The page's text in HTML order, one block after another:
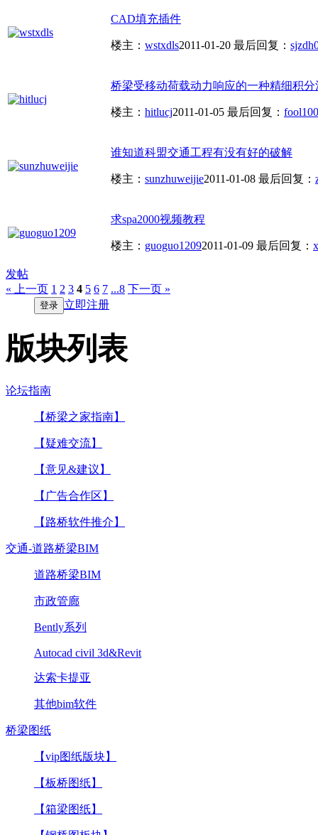
CAD填充插件
楼主： wstxdls2011-01-20 最后回复： sjzdh
桥梁受移动荷载动力响应的一种精细积分
楼主： hitlucj2011-01-05 最后回复： fool10
谁知道科盟交通工程有没有好的破解
楼主： sunzhuweijie2011-01-08 最后回复：
求spa2000视频教程
楼主： guoguo12092011-01-09 最后回复：
发帖
« 上一页 1 2 3 4 5 6 7 ...8 下一页 »
登录 立即注册
版块列表
论坛指南
【桥梁之家指南】
【疑难交流】
【意见&建议】
【广告合作区】
【路桥软件推介】
交通-道路桥梁BIM
道路桥梁BIM
市政管廊
Bently系列
Autocad civil 3d&Revit
达索卡提亚
其他bim软件
桥梁图纸
【vip图纸版块】
【板桥图纸】
【箱梁图纸】